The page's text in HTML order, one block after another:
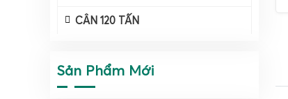
CÂN 120 TẤN
Sản Phẩm Mới